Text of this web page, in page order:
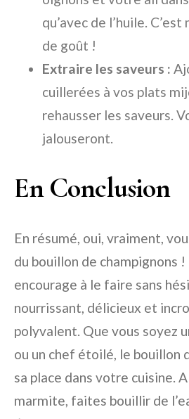
qu’avec de l’huile.
de goût !
Extraire les saveurs :
cuillerées à vos plats
rehausser les saveurs.
jalouseront.
En Conclusion
En résumé, oui, vraiment,
du bouillon de champignons
encourage à le faire sans
nourrissant, délicieux et
polyvalent. Que vous soyez
ou un chef étoilé, le bouillon
sa place dans votre cuisine.
marmite, faites bouillir de